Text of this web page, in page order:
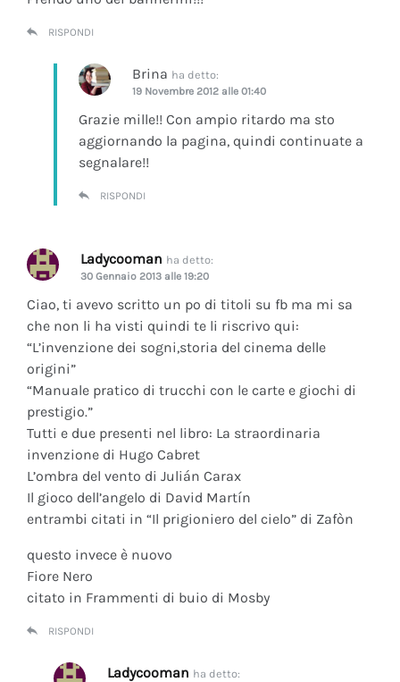
RISPONDI
Brina ha detto:
19 Novembre 2012 alle 01:40
Grazie mille!! Con ampio ritardo ma sto
aggiornando la pagina, quindi continuate a
segnalare!!
RISPONDI
Ladycooman ha detto:
30 Gennaio 2013 alle 19:20
Ciao, ti avevo scritto un po di titoli su fb ma mi sa
che non li ha visti quindi te li riscrivo qui:
“L’invenzione dei sogni,storia del cinema delle
origini”
“Manuale pratico di trucchi con le carte e giochi di
prestigio.”
Tutti e due presenti nel libro: La straordinaria
invenzione di Hugo Cabret
L’ombra del vento di Julián Carax
Il gioco dell’angelo di David Martín
entrambi citati in “Il prigioniero del cielo” di Zafòn
questo invece è nuovo
Fiore Nero
citato in Frammenti di buio di Mosby
RISPONDI
Ladycooman ha detto: